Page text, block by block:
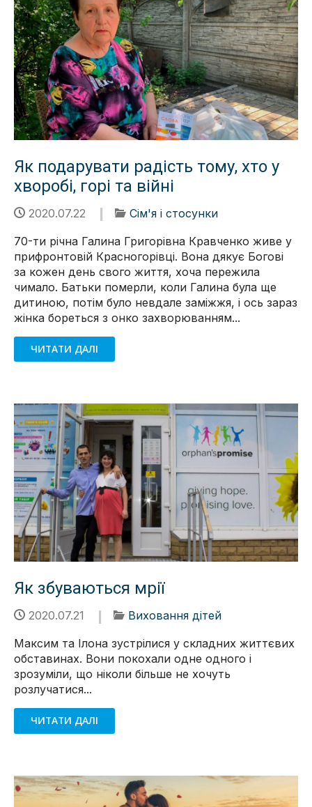
Як подарувати радість тому, хто у
хворобі, горі та війні
2020.07.22
Сім'я і стосунки
70-ти річна Галина Григорівна Кравченко живе у
прифронтовій Красногорівці. Вона дякує Богові
за кожен день свого життя, хоча пережила
чимало. Батьки померли, коли Галина була ще
дитиною, потім було невдале заміжжя, і ось зараз
жінка бореться з онко захворюванням...
ЧИТАТИ ДАЛІ
Як збуваються мрії
2020.07.21
Виховання дітей
Максим та Ілона зустрілися у складних життєвих
обставинах. Вони покохали одне одного і
зрозуміли, що ніколи більше не хочуть
розлучатися...
ЧИТАТИ ДАЛІ